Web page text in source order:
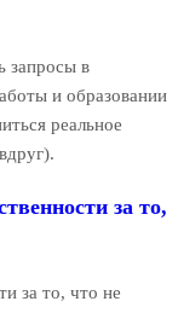
запросы в
и образовании
реальное
за то,
за то, что не